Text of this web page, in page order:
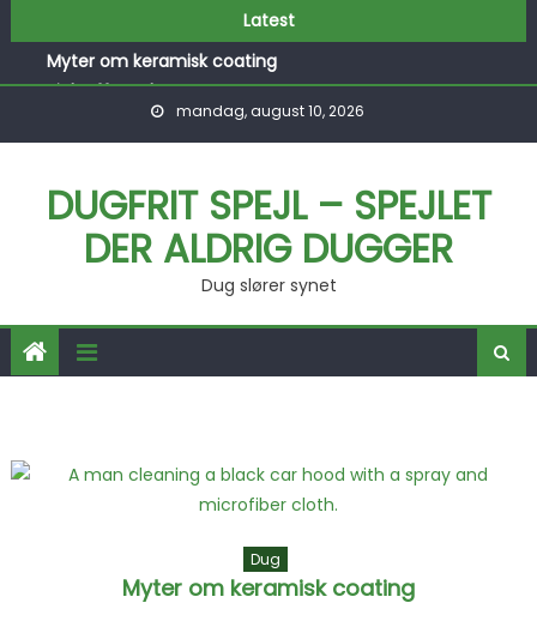
Latest
Myter om keramisk coating
Kick off møder
mandag, august 10, 2026
DUGFRIT SPEJL – SPEJLET
DER ALDRIG DUGGER
Dug slører synet
Dug
Myter om keramisk coating